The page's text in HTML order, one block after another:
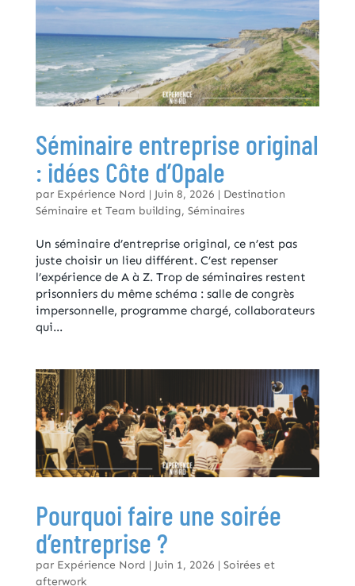
Séminaire entreprise original
: idées Côte d’Opale
par Expérience Nord | Juin 8, 2026 | Destination
Séminaire et Team building, Séminaires
Un séminaire d’entreprise original, ce n’est pas
juste choisir un lieu différent. C’est repenser
l’expérience de A à Z. Trop de séminaires restent
prisonniers du même schéma : salle de congrès
impersonnelle, programme chargé, collaborateurs
qui...
Pourquoi faire une soirée
d’entreprise ?
par Expérience Nord | Juin 1, 2026 | Soirées et
afterwork